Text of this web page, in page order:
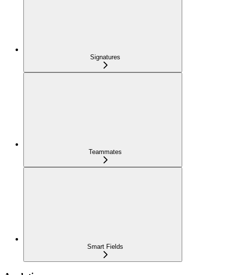
Signatures
Teammates
Smart Fields